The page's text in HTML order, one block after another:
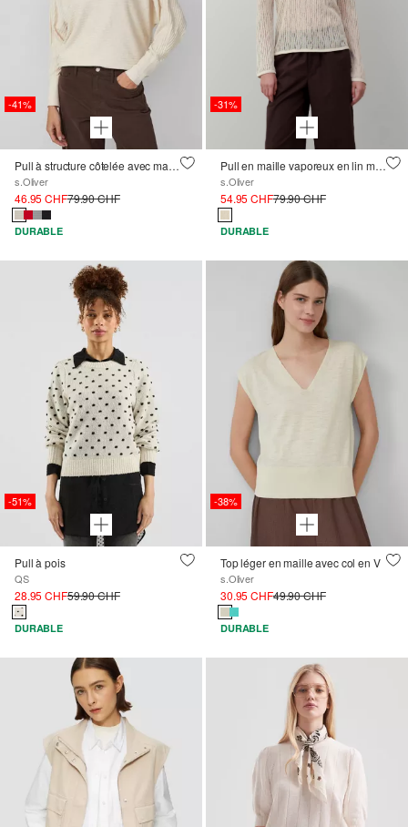
-41%
Pull à structure côtelée avec manches chauve-souris
s.Oliver
46.95 CHF79.90 CHF
DURABLE
-31%
Pull en maille vaporeux en lin mélangé à motif ajouré
s.Oliver
54.95 CHF79.90 CHF
DURABLE
-51%
Pull à pois
QS
28.95 CHF59.90 CHF
DURABLE
-38%
Top léger en maille avec col en V
s.Oliver
30.95 CHF49.90 CHF
DURABLE